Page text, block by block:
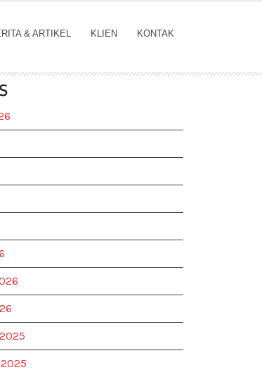
& ARTIKEL KLIEN KONTAK